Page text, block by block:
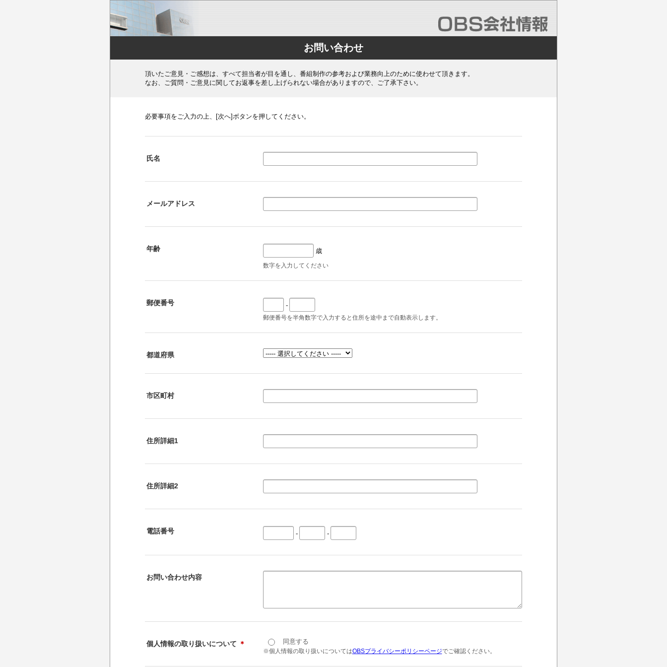
お問い合わせ
頂いたご意見・ご感想は、すべて担当者が目を通し、番組制作の参考および業務向上のために使わせて頂きます。
なお、ご質問・ご意見に関してお返事を差し上げられない場合がありますので、ご了承下さい。
必要事項をご入力の上、[次へ]ボタンを押してください。
氏名
メールアドレス
年齢 歳
数字を入力してください
郵便番号 -
郵便番号を半角数字で入力すると住所を途中まで自動表示します。
都道府県
市区町村
住所詳細1
住所詳細2
電話番号 - -
お問い合わせ内容
個人情報の取り扱いについて ＊ 同意する
※個人情報の取り扱いについてはOBSプライバシーポリシーページでご確認ください。